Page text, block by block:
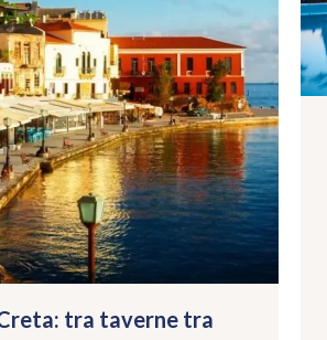
tra taverne tra